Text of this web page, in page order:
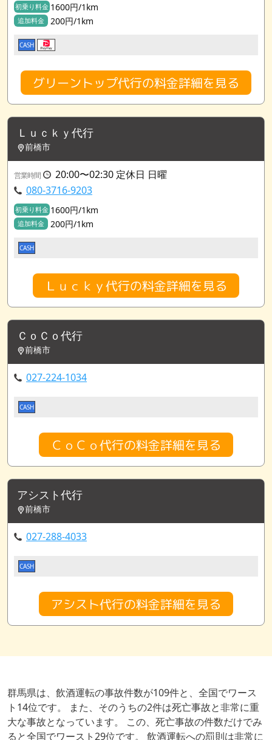
初乗り料金 1600円/1km
追加料金 200円/1km
CASH
グリーントップ代行の料金詳細を見る
Ｌｕｃｋｙ代行
前橋市
営業時間
20:00〜02:30 定休日 日曜
080-3716-9203
初乗り料金 1600円/1km
追加料金 200円/1km
CASH
Ｌｕｃｋｙ代行の料金詳細を見る
ＣｏＣｏ代行
前橋市
027-224-1034
CASH
ＣｏＣｏ代行の料金詳細を見る
アシスト代行
前橋市
027-288-4033
CASH
アシスト代行の料金詳細を見る
群馬県は、飲酒運転の事故件数が109件と、全国でワース
ト14位です。 また、そのうちの2件は死亡事故と非常に重
大な事故となっています。 この、死亡事故の件数だけでみ
ると全国でワースト29位です。 飲酒運転への罰則は非常に